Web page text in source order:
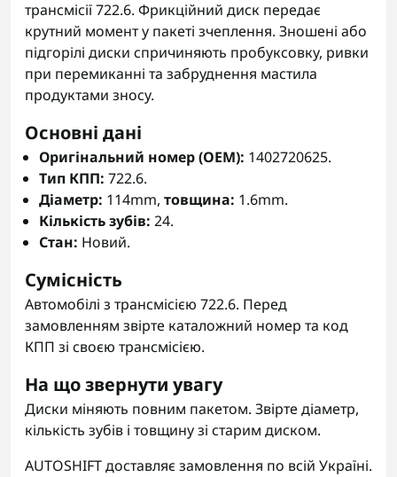
трансмісії 722.6. Фрикційний диск передає
крутний момент у пакеті зчеплення. Зношені або
підгорілі диски спричиняють пробуксовку, ривки
при перемиканні та забруднення мастила
продуктами зносу.
Основні дані
Оригінальний номер (OEM): 1402720625.
Тип КПП: 722.6.
Діаметр: 114mm, товщина: 1.6mm.
Кількість зубів: 24.
Стан: Новий.
Сумісність
Автомобілі з трансмісією 722.6. Перед
замовленням звірте каталожний номер та код
КПП зі своєю трансмісією.
На що звернути увагу
Диски міняють повним пакетом. Звірте діаметр,
кількість зубів і товщину зі старим диском.
AUTOSHIFT доставляє замовлення по всій Україні.